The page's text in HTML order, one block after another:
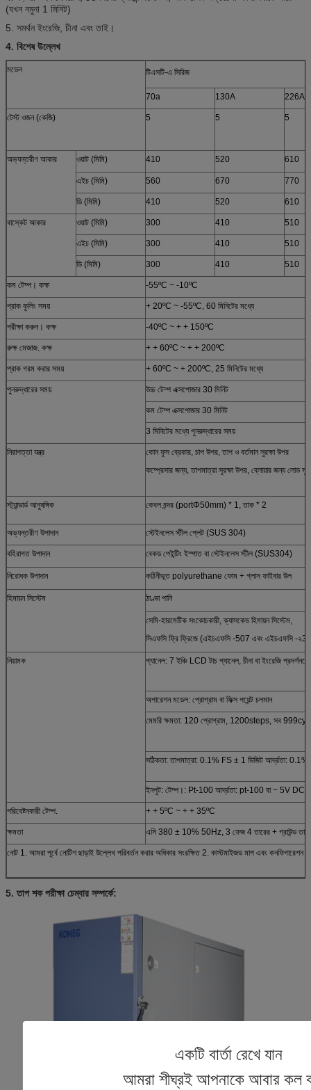
একটি বার্তা রেখে যান
আমরা শীঘ্রই আপনাকে আবার কল
(যখন নমুনা 1 মিনিট)
5. সমর্থন ইংরেজি, চীনা এবং তাই।
4. বিশেষ উল্লেখ
মডেল টিএসটি-এ সিরিজ
70a 130A 226A
টেস্ট ওজন (কেজি) 5 5 5
অভ্যন্তরীণ আকার ওয়াট (মিমি) 410 520 610
এইচ (মিমি) 560 670 770
ডি (মিমি) 410 520 610
বাস্কেট আকার ওয়াট (মিমি) 300 410 510
এইচ (মিমি) 300 410 510
ডি (মিমি) 300 410 510
কম টেম্প। কক্ষ -55ºC ~ -10ºC
প্রাক কুলিং সময় + 20ºC ~ -55ºC, 60 মিনিটের মধ্যে
পরীক্ষা করুন। কক্ষ -40ºC ~ + + 150ºC
রুক্ষ মেজাজ. কক্ষ + + 60ºC ~ + + 200ºC
প্রাক গরম করার সময় + 60ºC ~ + 200ºC, 25 মিনিটের মধ্যে
পুনরুদ্ধারের সময় উচ্চ টেম্প এক্সপোজার 30 মিনিট
কম টেম্প এক্সপোজার 30 মিনিট
3 মিনিটের মধ্যে পুনরুদ্ধারের সময়
নিরাপত্তা যন্ত্র
কোন ফুস ব্রেকার, চাপ উপর, তাপ ও ​​বর্তমান সুরক্ষা উপর
কম্প্রেসার জন্য, তাপমাত্রা সুরক্ষা উপর, ব্লোয়ার জন্য লোড
স্ট্যান্ডার্ড আনুষঙ্গিক কেবল বন্দর (portΦ50mm) * 1, তাক * 2
অভ্যন্তরীণ উপাদান স্টেইনলেস স্টীল প্লেট (SUS 304)
বহিরাগত উপাদান বেকড পেইন্টিং ইস্পাত বা স্টেইনলেস স্টীল (SUS304)
নিরোধক উপাদান কঠিনীভূত polyurethane ফোম + গ্লাস ফাইবার উল
হিমায়ন সিস্টেম ঠাণ্ডা পানি
সেমি-হারমেটিক সংকোচকারী, ক্যাসকেড হিমায়ন সিস্টেম,
সিএফসি ফ্রি ফ্রিজে (এইচএফসি -507 এবং এইচএফসি -২3)
নিয়ামক প্যানেল: 7 ইঞ্চি LCD টাচ প্যানেল, চীনা বা ইংরেজি
অপারেশন মডেল: প্রোগ্রাম বা ফিক্স পয়েন্ট চলমান
মেমরি ক্ষমতা: 120 প্রোগ্রাম, 1200steps, সব
সঠিকতা: তাপমাত্রা: 0.1% FS ± 1 ডিজিট আর্দ্রতা:
ইনপুট: টেম্প।: Pt-100 আর্দ্রতা: pt-100 বা ~ 5V DCV
পরিবেষ্টনকারী টেম্প. + + 5ºC ~ + + 35ºC
ক্ষমতা এসি 380 ± 10% 50Hz, 3 ফেজ 4 তারের + গ্রাউন্ড
নোট 1. আমরা পূর্বে নোটিশ ছাড়াই উল্লেখ পরিবর্তন করার অধিকার সংরক্ষিত 2. কাস্টমাইজড মাপ এবং কনফিগারেশন
5. তাপ শক পরীক্ষা চেম্বার সম্পর্কে: